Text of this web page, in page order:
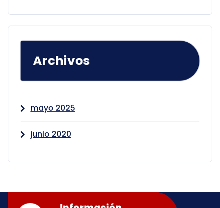
Archivos
mayo 2025
junio 2020